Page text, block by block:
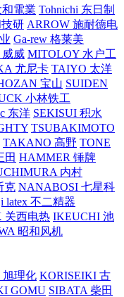
和電業 Tohnichi 东日制
研 ARROW 施耐德电
Ga-rew 格莱美
威威 MITOLOY 水户工
尤尼卡 TAIYO 太洋
宝山 SUIDEN
小林铁工
东洋 SEKISUI 积水
TSUBAKIMOTO
TAKANO 高野 TONE
田 HAMMER 锤牌
内村
克 NANABOSI 七星科
latex 不二精器
关西电热 IKEUCHI 池
昭和风机
旭理化 KORISEIKI 古
GOMU SIBATA 柴田